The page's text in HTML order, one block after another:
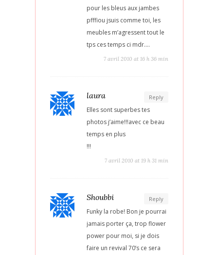
pour les bleus aux jambes
pfffiou jsuis comme toi, les
meubles m’agressent tout le
tps ces temps ci mdr….
7 avril 2010 at 16 h 36 min
Reply
laura
Elles sont superbes tes
photos j’aime!!!avec ce beau
temps en plus
!!!
7 avril 2010 at 19 h 31 min
Reply
Shoubbi
Funky la robe! Bon je pourrai
jamais porter ça, trop flower
power pour moi, si je dois
faire un revival 70’s ce sera